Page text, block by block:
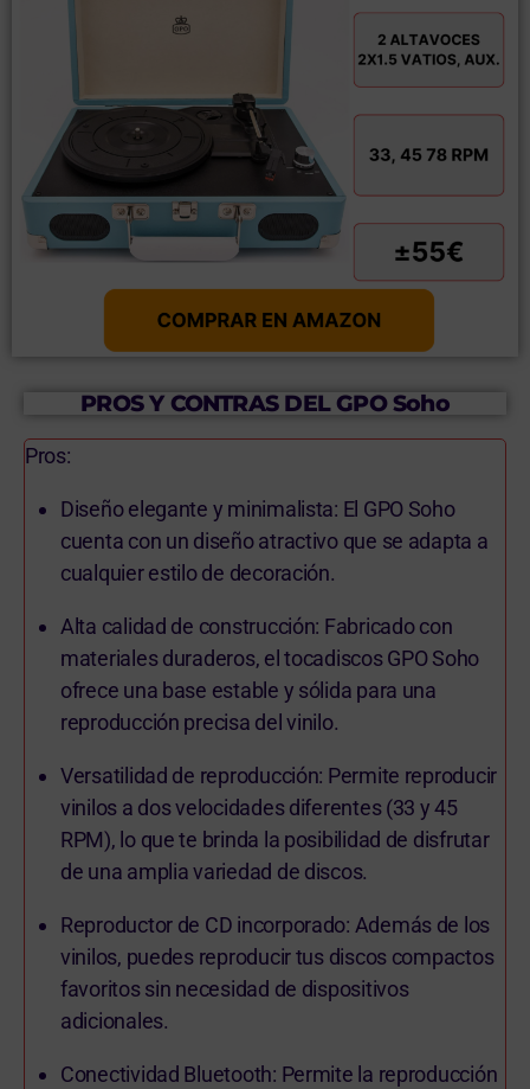
PROS Y CONTRAS DEL GPO Soho
Pros:
Diseño elegante y minimalista: El GPO Soho
cuenta con un diseño atractivo que se adapta a
cualquier estilo de decoración.
Alta calidad de construcción: Fabricado con
materiales duraderos, el tocadiscos GPO Soho
ofrece una base estable y sólida para una
reproducción precisa del vinilo.
Versatilidad de reproducción: Permite reproducir
vinilos a dos velocidades diferentes (33 y 45
RPM), lo que te brinda la posibilidad de disfrutar
de una amplia variedad de discos.
Reproductor de CD incorporado: Además de los
vinilos, puedes reproducir tus discos compactos
favoritos sin necesidad de dispositivos
adicionales.
Conectividad Bluetooth: Permite la reproducción